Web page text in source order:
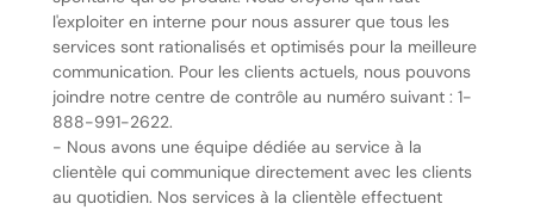
l'exploiter en interne pour nous assurer que tous les
services sont rationalisés et optimisés pour la meilleure
communication. Pour les clients actuels, nous pouvons
joindre notre centre de contrôle au numéro suivant : 1-
888-991-2622.
- Nous avons une équipe dédiée au service à la
clientèle qui communique directement avec les clients
au quotidien. Nos services à la clientèle effectuent